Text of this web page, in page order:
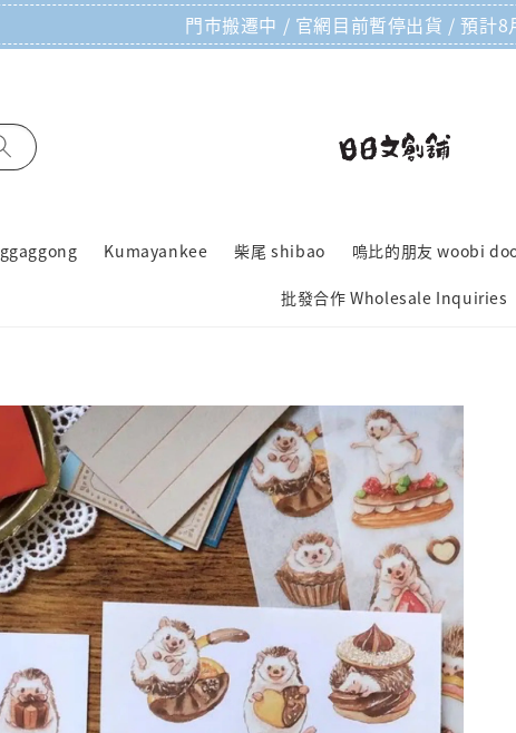
門市搬遷中 / 官網目前暫停出貨 / 預計8
ggaggong Kumayankee 柴尾 shibao 嗚比的朋友 woobi
批發合作 Wholesale Inquiries